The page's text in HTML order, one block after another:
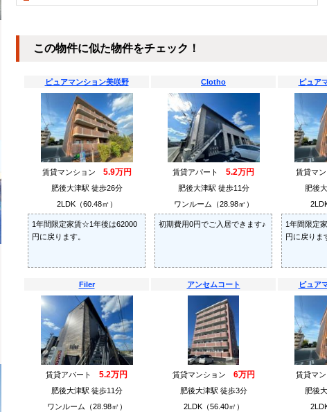
この物件に似た物件をチェック！
ピュアマンション美咲野
賃貸マンション 5.9万円
肥後大津駅 徒歩26分
2LDK（60.48㎡）
1年間限定家賃☆1年後は62000
円に戻ります。
Clotho
賃貸アパート 5.2万円
肥後大津駅 徒歩11分
ワンルーム（28.98㎡）
初期費用0円でご入居できます♪
ピュア
賃貸マ
肥後
1年間限定
円に戻りま
Filer
賃貸アパート 5.2万円
肥後大津駅 徒歩11分
ワンルーム（28.98㎡）
アンセムコート
賃貸マンション 6万円
肥後大津駅 徒歩3分
2LDK（56.40㎡）
ピュア
賃貸マ
肥後